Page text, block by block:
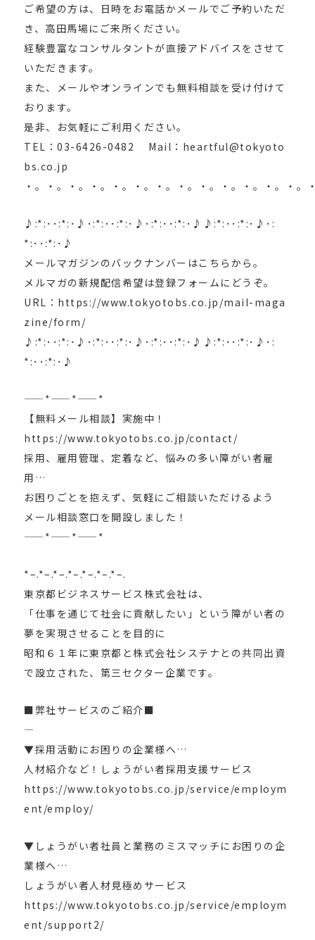
ご希望の方は、日時をお電話かメールでご予約いただ
き、高田馬場にご来所ください。
経験豊富なコンサルタントが直接アドバイスをさせて
いただきます。
また、メールやオンラインでも無料相談を受け付けて
おります。
是非、お気軽にご利用ください。
TEL：03-6426-0482 Mail：heartful@tokyoto
bs.co.jp
・。・。・。・。・。・。・。・。・。・。・。・。・
♪:*:･･:*:･♪･:*:･･:*:･♪･:*:･･:*:･♪♪:*:･･:*:･♪･:
*:･･:*:･♪
メールマガジンのバックナンバーはこちらから。
メルマガの新規配信希望は登録フォームにどうぞ。
URL：https://www.tokyotobs.co.jp/mail-maga
zine/form/
♪:*:･･:*:･♪･:*:･･:*:･♪･:*:･･:*:･♪♪:*:･･:*:･♪･:
*:･･:*:･♪
——*——*——*
【無料メール相談】実施中！
https://www.tokyotobs.co.jp/contact/
採用、雇用管理、定着など、悩みの多い障がい者雇
用…
お困りごとを抱えず、気軽にご相談いただけるよう
メール相談窓口を開設しました！
——*——*——*
*–.*–.*–.*–.*–.*–.*–.
東京都ビジネスサービス株式会社は、
「仕事を通じて社会に貢献したい」という障がい者の
夢を実現させることを目的に
昭和６１年に東京都と株式会社システナとの共同出資
で設立された、第三セクター企業です。
■弊社サービスのご紹介■
—
▼採用活動にお困りの企業様へ…
人材紹介など！しょうがい者採用支援サービス
https://www.tokyotobs.co.jp/service/employm
ent/employ/
▼しょうがい者社員と業務のミスマッチにお困りの企
業様へ…
しょうがい者人材見極めサービス
https://www.tokyotobs.co.jp/service/employm
ent/support2/